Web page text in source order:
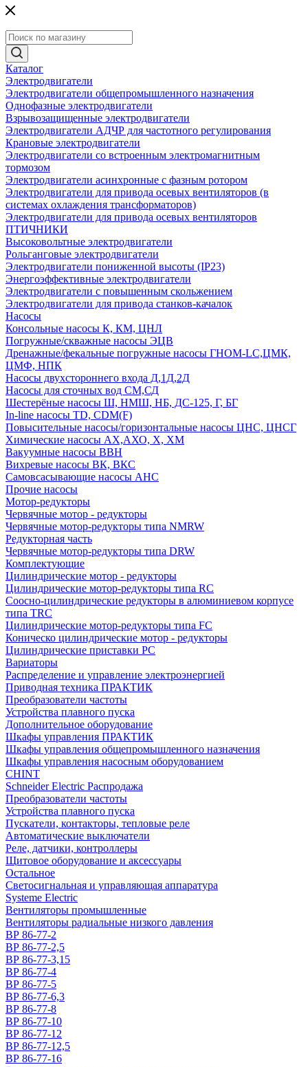
Каталог
Электродвигатели
Электродвигатели общепромышленного назначения
Однофазные электродвигатели
Взрывозащищенные электродвигатели
Электродвигатели АДЧР для частотного регулирования
Крановые электродвигатели
Электродвигатели со встроенным электромагнитным
тормозом
Электродвигатели асинхронные с фазным ротором
Электродвигатели для привода осевых вентиляторов (в
системах охлаждения трансформаторов)
Электродвигатели для привода осевых вентиляторов
ПТИЧНИКИ
Высоковольтные электродвигатели
Рольганговые электродвигатели
Электродвигатели пониженной высоты (IP23)
Энергоэффективные электродвигатели
Электродвигатели с повышенным скольжением
Электродвигатели для привода станков-качалок
Насосы
Консольные насосы К, КМ, ЦНЛ
Погружные/скважные насосы ЭЦВ
Дренажные/фекальные погружные насосы ГНОМ-LC,ЦМК,
ЦМФ, НПК
Насосы двухстороннего входа Д,1Д,2Д
Насосы для сточных вод СМ,СД
Шестерёные насосы Ш, НМШ, НБ, ДС-125, Г, БГ
In-line насосы TD, CDM(F)
Повысительные насосы/горизонтальные насосы ЦНС, ЦНСГ
Химические насосы АХ,АХО, Х, ХМ
Вакуумные насосы ВВН
Вихревые насосы ВК, ВКС
Самовсасывающие насосы АНС
Прочие насосы
Мотор-редукторы
Червячные мотор - редукторы
Червячные мотор-редукторы типа NMRW
Редукторная часть
Червячные мотор-редукторы типа DRW
Комплектующие
Цилиндрические мотор - редукторы
Цилиндрические мотор-редукторы типа RC
Соосно-цилиндрические редукторы в алюминиевом корпусе
типа TRC
Цилиндрические мотор-редукторы типа FC
Коническо цилиндрические мотор - редукторы
Цилиндрические приставки PC
Вариаторы
Распределение и управление электроэнергией
Приводная техника ПРАКТИК
Преобразователи частоты
Устройства плавного пуска
Дополнительное оборудование
Шкафы управления ПРАКТИК
Шкафы управления общепромышленного назначения
Шкафы управления насосным оборудованием
CHINT
Schneider Electric Распродажа
Преобразователи частоты
Устройства плавного пуска
Пускатели, контакторы, тепловые реле
Автоматические выключатели
Реле, датчики, контроллеры
Щитовое оборудование и аксессуары
Остальное
Светосигнальная и управляющая аппаратура
Systeme Electric
Вентиляторы промышленные
Вентиляторы радиальные низкого давления
ВР 86-77-2
ВР 86-77-2,5
ВР 86-77-3,15
ВР 86-77-4
ВР 86-77-5
ВР 86-77-6,3
ВР 86-77-8
ВР 86-77-10
ВР 86-77-12
ВР 86-77-12,5
ВР 86-77-16